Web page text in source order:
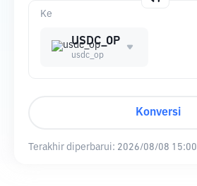
Ke
USDC_OP
usdc_op
Konversi
Terakhir diperbarui: 2026/08/08 15:00